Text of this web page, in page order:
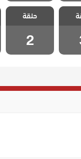
3
مسلسل تهويدة
البلقان الحلقة 2
حلقة
2